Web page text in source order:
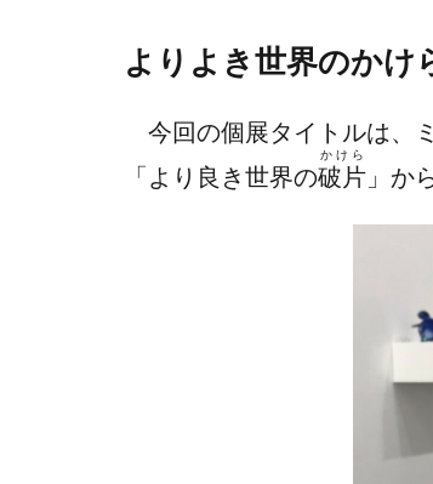
よりよき世界のかけ
今回の個展タイトルは、
「より良き世界の破片
かけら
」か